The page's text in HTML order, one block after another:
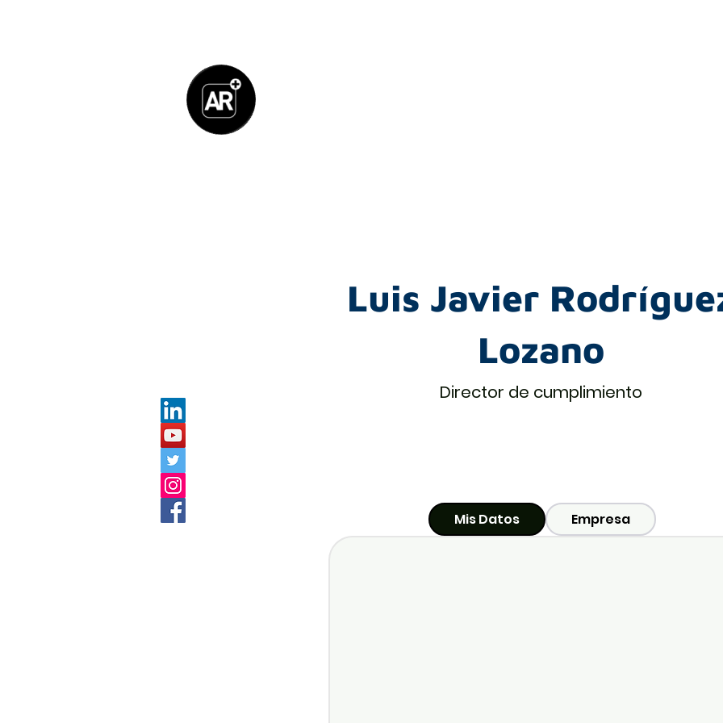
Luis Javier
Lozano
Director de cumplimiento
Mis Datos Empresa